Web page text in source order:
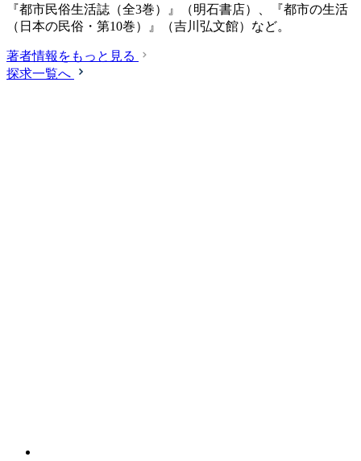
『都市民俗生活誌（全3巻）』（明石書店）、『都市の生活
（日本の民俗・第10巻）』（吉川弘文館）など。
著者情報をもっと見る
探求一覧へ